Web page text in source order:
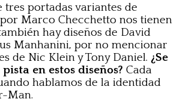
tres portadas variantes de
por Marco Checchetto nos tienen
hay diseños de David
Manhanini, por no mencionar
de Nic Klein y Tony Daniel. ¿Se
en estos diseños? Cada
hablamos de la identidad
Man.